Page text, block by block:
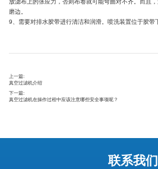
放滤布上的张应力，否则布卷就可能弯曲对不齐。而且
磨边。
9、需要对排水胶带进行清洁和润滑。喷洗装置位于胶带
上一篇:
真空过滤机介绍
下一篇:
真空过滤机在操作过程中应该注意哪些安全事项呢？
联系我们